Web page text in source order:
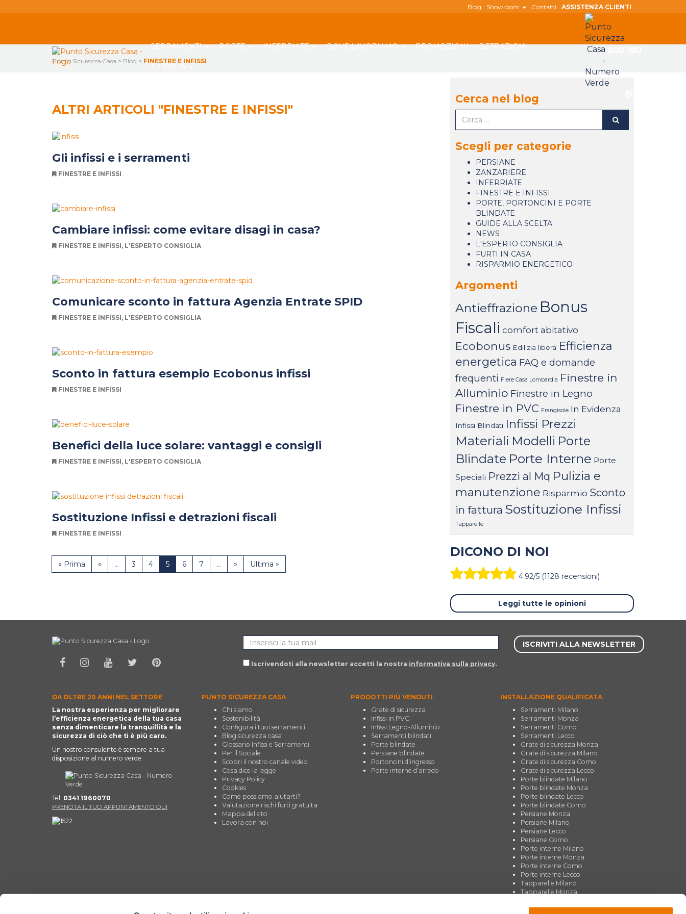
Blog Showroom Contatti ASSISTENZA CLIENTI
SERRAMENTI PORTE INFERRIATE DOVE LAVORIAMO PROMOZIONI DETRAZIONI
Punto Sicurezza Casa > Blog > FINESTRE E INFISSI
ALTRI ARTICOLI "FINESTRE E INFISSI"
Gli infissi e i serramenti
FINESTRE E INFISSI
Cambiare infissi: come evitare disagi in casa?
FINESTRE E INFISSI, L'ESPERTO CONSIGLIA
Comunicare sconto in fattura Agenzia Entrate SPID
FINESTRE E INFISSI, L'ESPERTO CONSIGLIA
Sconto in fattura esempio Ecobonus infissi
FINESTRE E INFISSI
Benefici della luce solare: vantaggi e consigli
FINESTRE E INFISSI, L'ESPERTO CONSIGLIA
Sostituzione Infissi e detrazioni fiscali
FINESTRE E INFISSI
« Prima « ... 3 4 5 6 7 ... » Ultima »
Cerca nel blog
Scegli per categorie
PERSIANE
ZANZARIERE
INFERRIATE
FINESTRE E INFISSI
PORTE, PORTONCINI E PORTE
BLINDATE
GUIDE ALLA SCELTA
NEWS
L'ESPERTO CONSIGLIA
FURTI IN CASA
RISPARMIO ENERGETICO
Argomenti
Antieffrazione Bonus
Fiscali comfort abitativo
Ecobonus Edilizia libera Efficienza
energetica FAQ e domande
frequenti Fiere Casa Lombardia Finestre in
Alluminio Finestre in Legno
Finestre in PVC Frangisole In Evidenza
Infissi Blindati Infissi Prezzi
Materiali Modelli Porte
Blindate Porte Interne Porte
Speciali Prezzi al Mq Pulizia e
manutenzione Risparmio Sconto
in fattura Sostituzione Infissi
Tapparelle
DICONO DI NOI
4.92/5 (1128 recensioni)
Leggi tutte le opinioni
Iscrivendoti alla newsletter accetti la nostra informativa sulla privacy.
DA OLTRE 20 ANNI NEL SETTORE
La nostra esperienza per migliorare
l’efficienza energetica della tua casa
senza dimenticare la tranquillità e la
sicurezza di ciò che ti è più caro.
Un nostro consulente è sempre a tua
disposizione al numero verde:
Tel. 0341 1960070
PRENOTA IL TUO APPUNTAMENTO QUI
PUNTO SICUREZZA CASA
Chi siamo
Sostenibilità
Configura i tuoi serramenti
Blog sicurezza casa
Glossario Infissi e Serramenti
Per il Sociale
Scopri il nostro canale video
Cosa dice la legge
Privacy Policy
Cookies
Come possiamo aiutarti?
Valutazione rischi furti gratuita
Mappa del sito
Lavora con noi
PRODOTTI PIÙ VENDUTI
Grate di sicurezza
Infissi in PVC
Infissi Legno-Alluminio
Serramenti blindati
Porte blindate
Persiane blindate
Portoncini d’ingresso
Porte interne d’arredo
INSTALLAZIONE QUALIFICATA
Serramenti Milano
Serramenti Monza
Serramenti Como
Serramenti Lecco
Grate di sicurezza Monza
Grate di sicurezza Milano
Grate di sicurezza Como
Grate di sicurezza Lecco
Porte blindate Milano
Porte blindate Monza
Porte blindate Lecco
Porte blindate Como
Persiane Monza
Persiane Milano
Persiane Lecco
Persiane Como
Porte interne Milano
Porte interne Monza
Porte interne Como
Porte interne Lecco
Tapparelle Milano
Tapparelle Monza
Tapparelle Lecco